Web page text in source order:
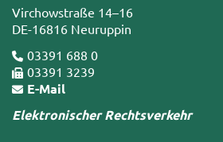
Virchowstraße 14–16
DE-16816 Neuruppin
03391 688 0
03391 3239
E-Mail
Elektronischer Rechtsverkehr